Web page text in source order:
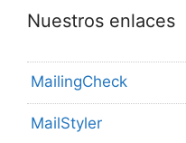
Nuestros enlaces
MailingCheck
MailStyler